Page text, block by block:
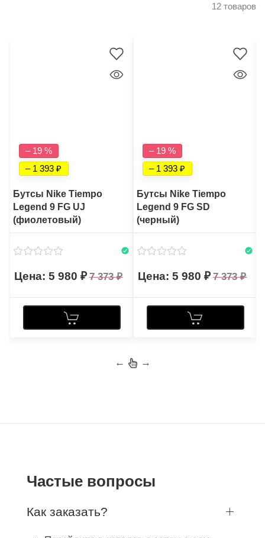
12 товаров
– 19 %
– 1 393
Бутсы Nike Tiempo
Legend 9 FG UJ
(фиолетовый)
5 980 7 373
– 19 %
– 1 393
Бутсы Nike Tiempo
Legend 9 FG SD
(черный)
5 980 7 373
← →
Частые вопросы
Как заказать?